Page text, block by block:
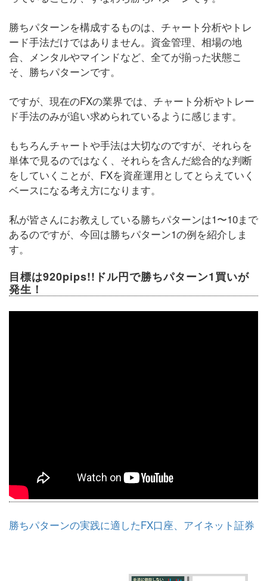
勝ちパターンを構成するものは、チャート分析やトレ
ード手法だけではありません。資金管理、相場の地
合、メンタルやマインドなど、全てが揃った状態こ
そ、勝ちパターンです。
ですが、現在のFXの業界では、チャート分析やトレー
ド手法のみが追い求められているように感じます。
もちろんチャートや手法は大切なのですが、それらを
単体で見るのではなく、それらを含んだ総合的な判断
をしていくことが、FXを資産運用としてとらえていく
ベースになる考え方になります。
私が皆さんにお教えしている勝ちパターンは1〜10まで
あるのですが、今回は勝ちパターン1の例を紹介しま
す。
目標は920pips!!ドル円で勝ちパターン1買いが
発生！
勝ちパターンの実践に適したFX口座、アイネット証券